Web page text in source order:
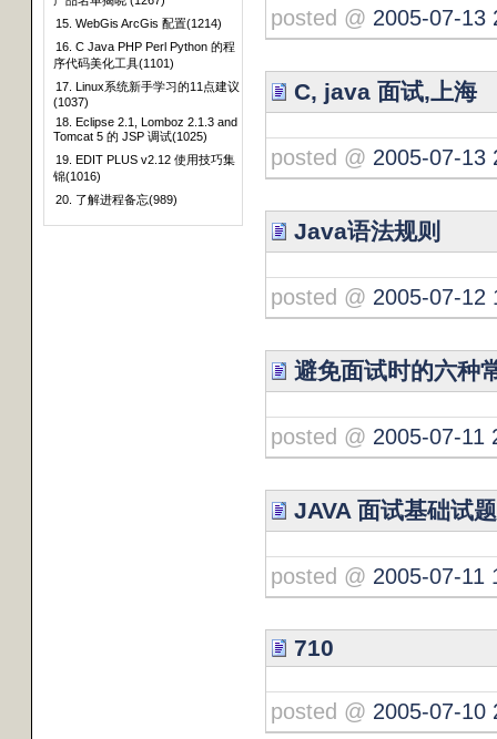
15. WebGis ArcGis 配置(1214)
16. C Java PHP Perl Python 的程
序代码美化工具(1101)
17. Linux系统新手学习的11点建议
(1037)
18. Eclipse 2.1, Lomboz 2.1.3 and
Tomcat 5 的 JSP 调试(1025)
19. EDIT PLUS v2.12 使用技巧集
锦(1016)
20. 了解进程备忘(989)
posted @ 2005-07-13
C, java 面试,上海
posted @ 2005-07-13
Java语法规则
posted @ 2005-07-12
避免面试时的六种
posted @ 2005-07-11
JAVA 面试基础试题
posted @ 2005-07-11
710
posted @ 2005-07-10